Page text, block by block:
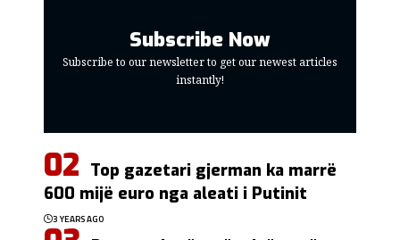
Subscribe Now
Subscribe to our newsletter to get our newest articles
instantly!
Top gazetari gjerman ka marrë
600 mijë euro nga aleati i Putinit
3 YEARS AGO